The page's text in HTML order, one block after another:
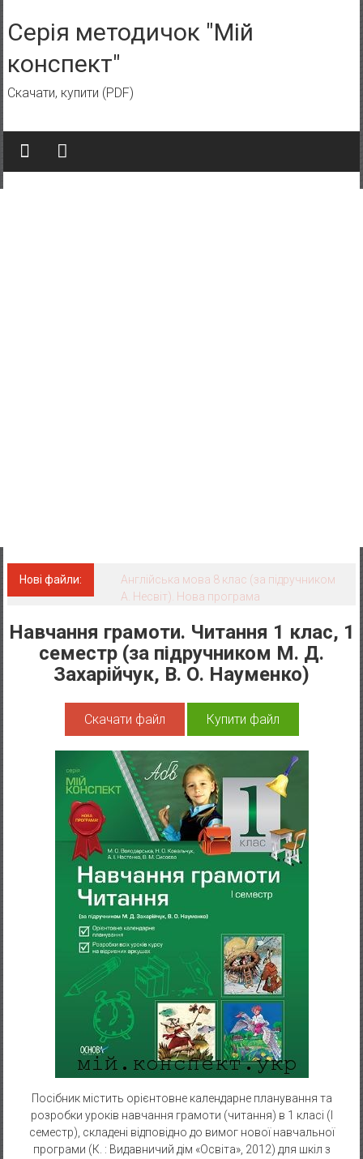
Серія методичок "Мій
конспект"
Скачати, купити (PDF)
Нові файли:
Геометрія 11 клас. Академічний рівень.
Оновлена програма
Навчання грамоти. Читання 1 клас, 1
семестр (за підручником М. Д.
Захарійчук, В. О. Науменко)
Скачати файл Купити файл
Посібник містить орієнтовне календарне планування та
розробки уроків навчання грамоти (читання) в 1 класі (І
семестр), складені відповідно до вимог нової навчальної
програми (К. : Видавничий дім «Освіта», 2012) для шкіл з